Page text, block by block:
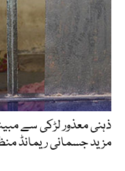
ذہنی معذور لڑکی سے
مزید جسمانی ریمانڈ